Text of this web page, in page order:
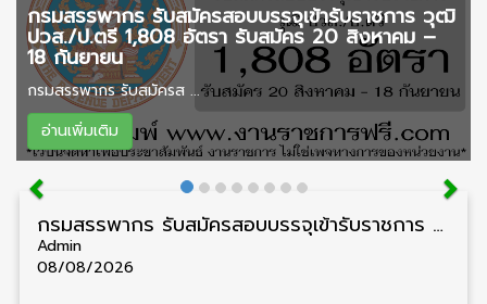
กรมสรรพากร รับสมัครสอบบรรจุเข้ารับราชการ วุฒิ
ปวส./ป.ตรี 1,808 อัตรา รับสมัคร 20 สิงหาคม –
18 กันยายน
กรมสรรพากร รับสมัครส ...
อ่านเพิ่มเติม
กรมสรรพากร รับสมัครสอบบรรจุเข้ารับราชการ วุฒิ ปวส./ป.ตรี 1,808 อัตรา รับสมัคร 20 สิงหาคม – 18 กันยายน
Admin
08/08/2026